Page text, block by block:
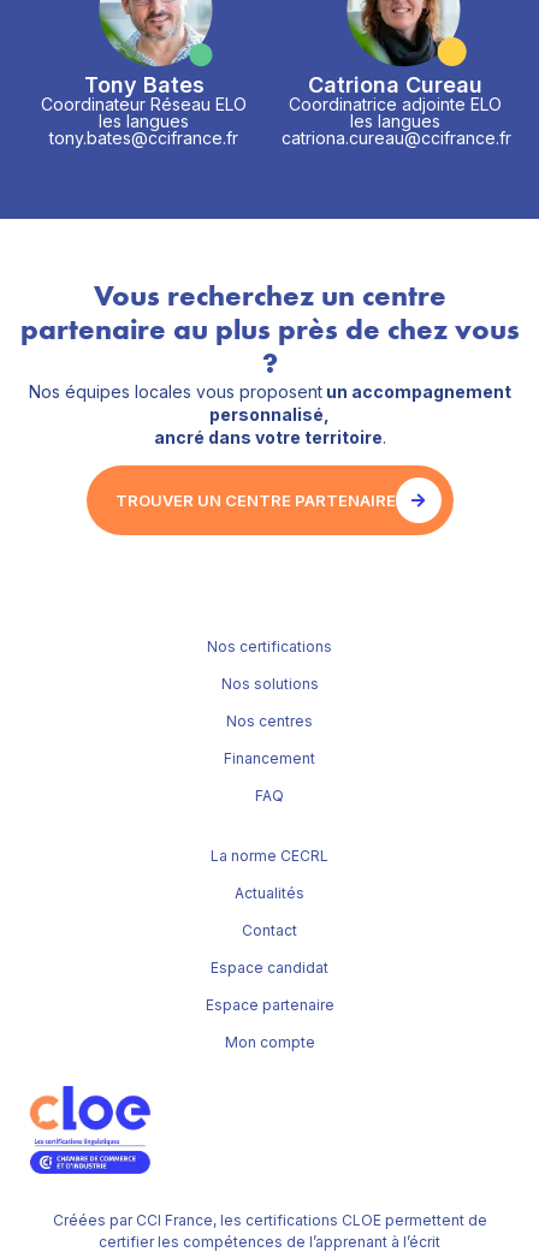
Tony Bates
Coordinateur Réseau ELO
les langues
tony.bates@ccifrance.fr
Catriona Cureau
Coordinatrice adjointe ELO
les langues
catriona.cureau@ccifrance.fr
Vous recherchez un centre
partenaire au plus près de chez vous
?
Nos équipes locales vous proposentun accompagnement
personnalisé,
ancré dans votre territoire.
TROUVER UN CENTRE PARTENAIRE
Créées par CCI France, les certifications CLOE permettent de
certifier les compétences de l’apprenant à l’écrit
Nos certifications
Nos solutions
Nos centres
Financement
FAQ
La norme CECRL
Actualités
Contact
Espace candidat
Espace partenaire
Mon compte